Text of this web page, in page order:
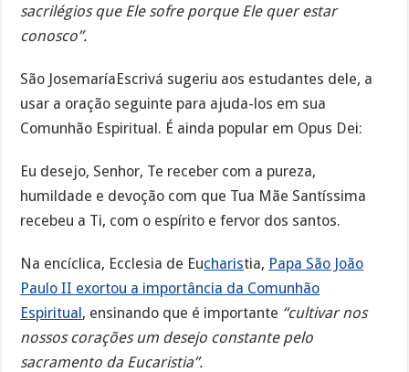
sacrilégios que Ele sofre porque Ele quer estar
conosco”.
São JosemaríaEscrivá sugeriu aos estudantes dele, a
usar a oração seguinte para ajuda-los em sua
Comunhão Espiritual. É ainda popular em Opus Dei:
Eu desejo, Senhor, Te receber com a pureza,
humildade e devoção com que Tua Mãe Santíssima
recebeu a Ti, com o espírito e fervor dos santos.
Na encíclica, Ecclesia de Eucharistia, Papa São João
Paulo II exortou a importância da Comunhão
Espiritual, ensinando que é importante “cultivar nos
nossos corações um desejo constante pelo
sacramento da Eucaristia”.